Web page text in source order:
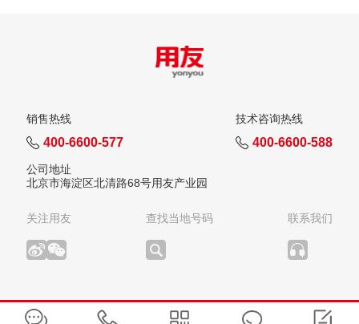
销售热线
400-6600-577
技术咨询热线
400-6600-588
公司地址
北京市海淀区北清路68号用友产业园
关注用友 查找当地号码 联系我们
版权所有：用友网络科技股份有限公司